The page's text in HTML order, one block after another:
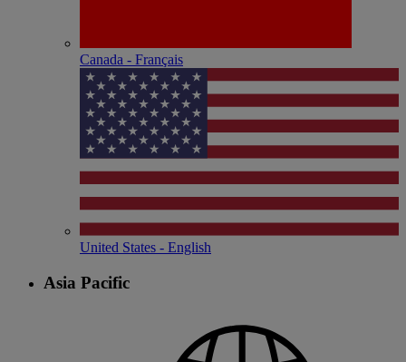
Canada - Français
United States - English
Asia Pacific